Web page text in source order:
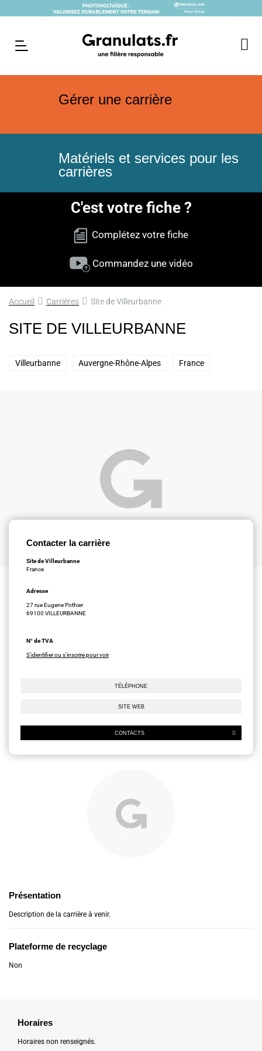
Gérer une carrière
Matériels et services pour les
carrières
C'est votre fiche ?
Complétez votre fiche
Commandez une vidéo
Accueil Carrières Site de Villeurbanne
SITE DE VILLEURBANNE
Villeurbanne Auvergne-Rhône-Alpes France
Contacter la carrière
Site de Villeurbanne
France
Adresse
27 rue Eugene Pothier
69100 VILLEURBANNE
N° de TVA
S'identifier ou s'inscrire pour voir
TÉLÉPHONE
SITE WEB
CONTACTS
Présentation
Description de la carrière à venir.
Plateforme de recyclage
Non
Horaires
Horaires non renseignés.